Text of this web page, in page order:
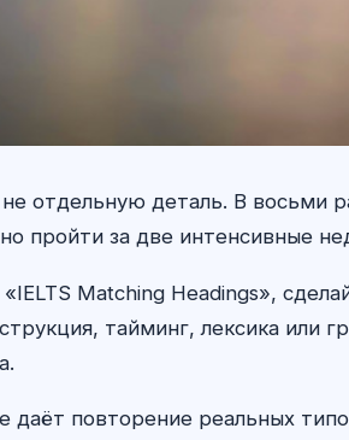
отдельную деталь. В
пройти за две интенсивные
Matching Headings»,
тайминг, лексика или
повторение реальных